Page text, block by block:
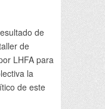
de
de
LHFA para
la
de este